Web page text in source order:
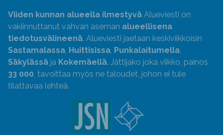
Viiden kunnan alueella ilmestyvä Alueviesti on
vakiinnuttanut vahvan aseman alueellisena
tiedotusvälineenä. Alueviesti jaetaan keskiviikkoisin
Sastamalassa, Huittisissa, Punkalaitumella,
Säkylässä ja Kokemäellä. Jättijako joka viikko, painos
33 000, tavoittaa myös ne taloudet, johon ei tule
tilattavaa lehteä.